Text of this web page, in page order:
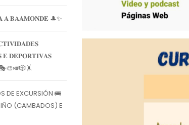
𝐀 𝐁𝐀𝐀𝐌𝐎𝐍𝐃𝐄 🎩✨
𝐄 𝐃𝐄𝐏𝐎𝐑𝐓𝐈𝐕𝐀𝐒
DE EXCURSIÓN 🚌
(CAMBADOS) E